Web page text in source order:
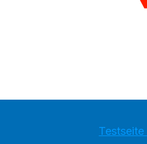
Testseite